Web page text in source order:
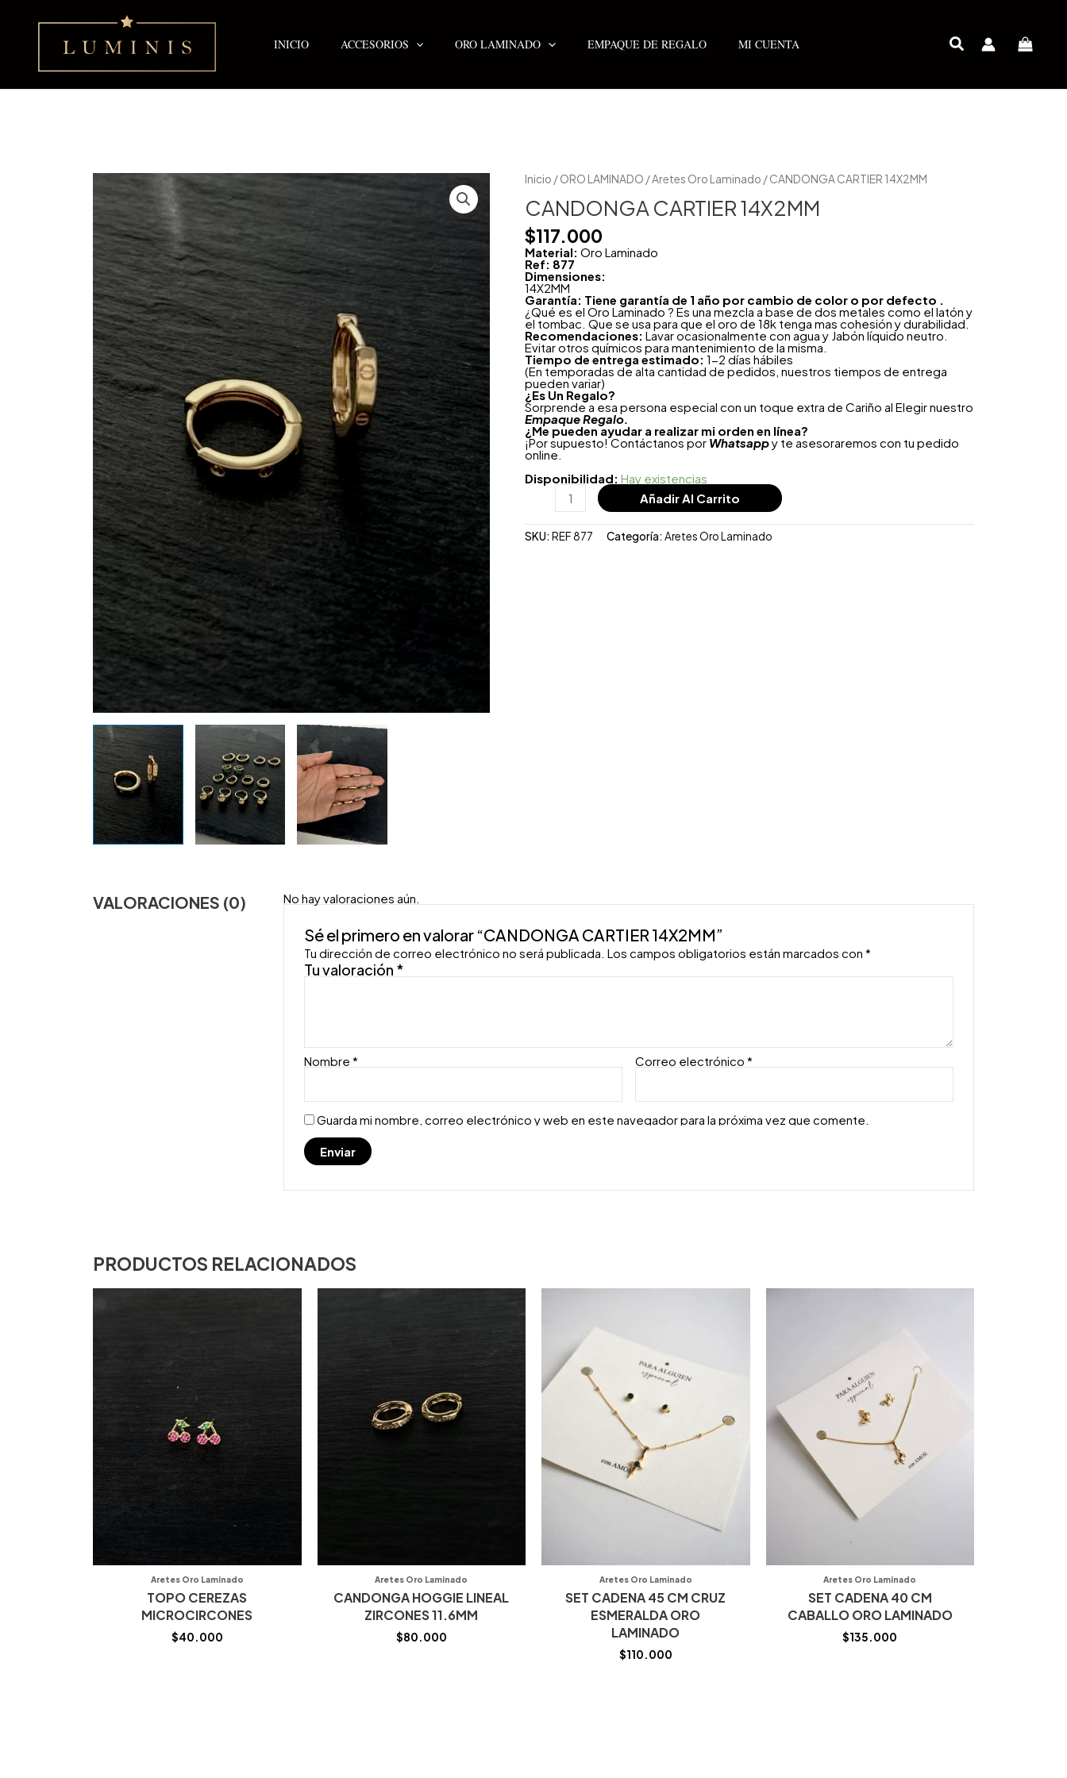
contenido
INICIO
ACCESORIOS ORO LAMINADO EMPAQUE DE REGALO MI CUENTA
Inicio /ORO LAMINADO /Aretes Oro Laminado / CANDONGA CARTIER 14X2MM
CANDONGA CARTIER 14X2MM
$117.000
Material: Oro Laminado
Ref: 877
Dimensiones:
14X2MM
Garantía: Tiene garantía de 1 año por cambio de color o por defecto .
¿Qué es el Oro Laminado ? Es una mezcla a base de dos metales como el latón y
el tombac. Que se usa para que el oro de 18k tenga mas cohesión y durabilidad.
Recomendaciones: Lavar ocasionalmente con agua y Jabón líquido neutro.
Evitar otros químicos para mantenimiento de la misma.
Tiempo de entrega estimado: 1-2 días hábiles
(En temporadas de alta cantidad de pedidos, nuestros tiempos de entrega
pueden variar)
¿ Es Un Regalo?
Sorprende a esa persona especial con un toque extra de Cariño al Elegir nuestro
Empaque Regalo.
¿Me pueden ayudar a realizar mi orden en línea?
¡Por supuesto! Contáctanos por Whatsappy te asesoraremos con tu pedido
online.
Disponibilidad: Hay existencias
CANDONGA
CARTIER
14X2MM
cantidad
Añadir Al Carrito
SKU: REF 877 Categoría: Aretes Oro Laminado
VALORACIONES (0) No hay valoraciones aún.
Sé el primero en valorar “CANDONGA CARTIER 14X2MM”
Tu dirección de correo electrónico no será publicada. Los campos obligatorios están marcados con*
Tu valoración *
Nombre* Correo electrónico*
Guarda mi nombre, correo electrónico y web en este navegador para la próxima vez que comente.
PRODUCTOS RELACIONADOS
Aretes Oro Laminado
TOPO CEREZAS
MICROCIRCONES
$40.000
Aretes Oro Laminado
CANDONGA HOGGIE LINEAL
ZIRCONES 11.6MM
$80.000
Aretes Oro Laminado
SET CADENA 45 CM CRUZ
ESMERALDA ORO
LAMINADO
$110.000
Aretes Oro Laminado
SET CADENA 40 CM
CABALLO ORO LAMINADO
$135.000